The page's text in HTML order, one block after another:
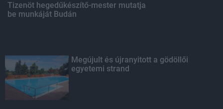
Tizenöt hegedűkészítő-mester mutatja
be munkáját Budán
Megújult és újranyitott a gödöllői
egyetemi strand